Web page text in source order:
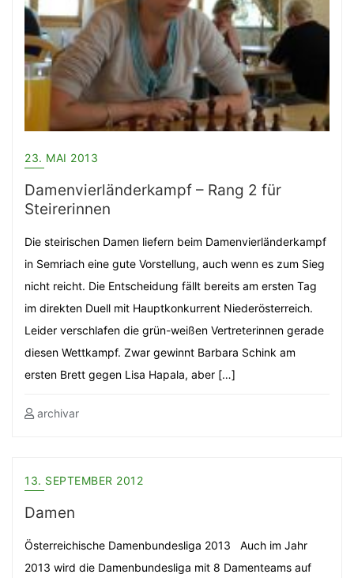
23. MAI 2013
Damenvierländerkampf – Rang 2 für
Steirerinnen
Die steirischen Damen liefern beim Damenvierländerkampf
in Semriach eine gute Vorstellung, auch wenn es zum Sieg
nicht reicht. Die Entscheidung fällt bereits am ersten Tag
im direkten Duell mit Hauptkonkurrent Niederösterreich.
Leider verschlafen die grün-weißen Vertreterinnen gerade
diesen Wettkampf. Zwar gewinnt Barbara Schink am
ersten Brett gegen Lisa Hapala, aber […]
archivar
13. SEPTEMBER 2012
Damen
Österreichische Damenbundesliga 2013 Auch im Jahr
2013 wird die Damenbundesliga mit 8 Damenteams auf